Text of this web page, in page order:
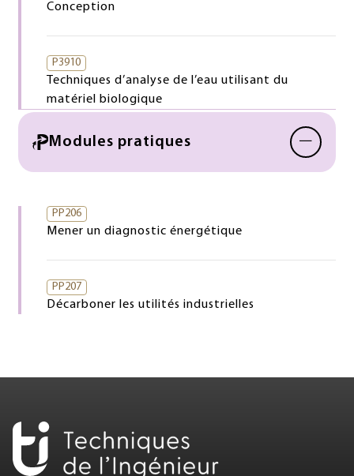
Conception
P3910
Techniques d’analyse de l’eau utilisant du
matériel biologique
Modules pratiques −
PP206
Mener un diagnostic énergétique
PP207
Décarboner les utilités industrielles